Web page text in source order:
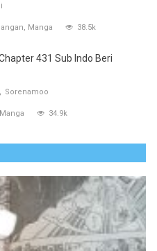
Manga 38.5k
431 Sub Indo Beri
Sorenamoo
Manga 34.9k